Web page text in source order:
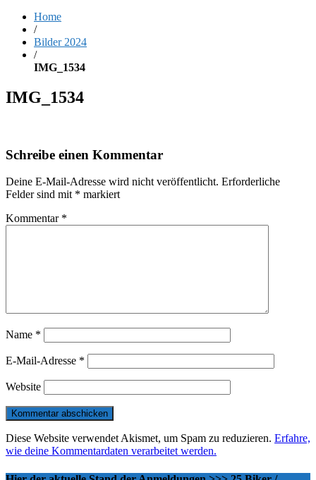
Home
/
Bilder 2024
/
IMG_1534
IMG_1534
Schreibe einen Kommentar
Deine E-Mail-Adresse wird nicht veröffentlicht. Erforderliche
Felder sind mit * markiert
Kommentar *
Name *
E-Mail-Adresse *
Website
Diese Website verwendet Akismet, um Spam zu reduzieren. Erfahre,
wie deine Kommentardaten verarbeitet werden.